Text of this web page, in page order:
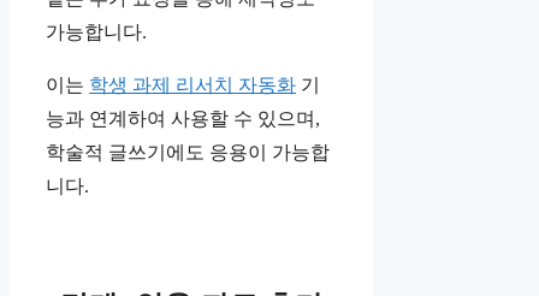
가능합니다.
이는 학생 과제 리서치 자동화 기
능과 연계하여 사용할 수 있으며,
학술적 글쓰기에도 응용이 가능합
니다.